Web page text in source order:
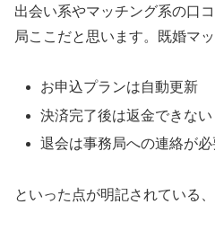
出会い系やマッチング系の口
局ここだと思います。既婚マ
お申込プランは自動更新
決済完了後は返金できない
退会は事務局への連絡が必
といった点が明記されている